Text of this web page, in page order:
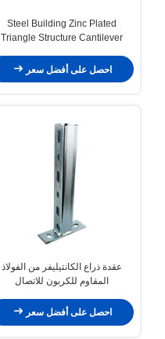
Steel Building Zinc Plated
Triangle Structure Cantilever
احصل على أفضل سعر
عقدة ذراع الكانتيليفر من الفولاذ
المقاوم للكربون للاتصال
احصل على أفضل سعر